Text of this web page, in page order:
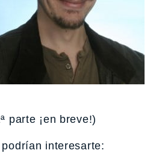
yogapirata?
parte ¡en breve!)
interesarte: